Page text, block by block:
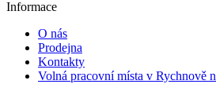
Informace
O nás
Prodejna
Kontakty
Volná pracovní místa v Rychnově